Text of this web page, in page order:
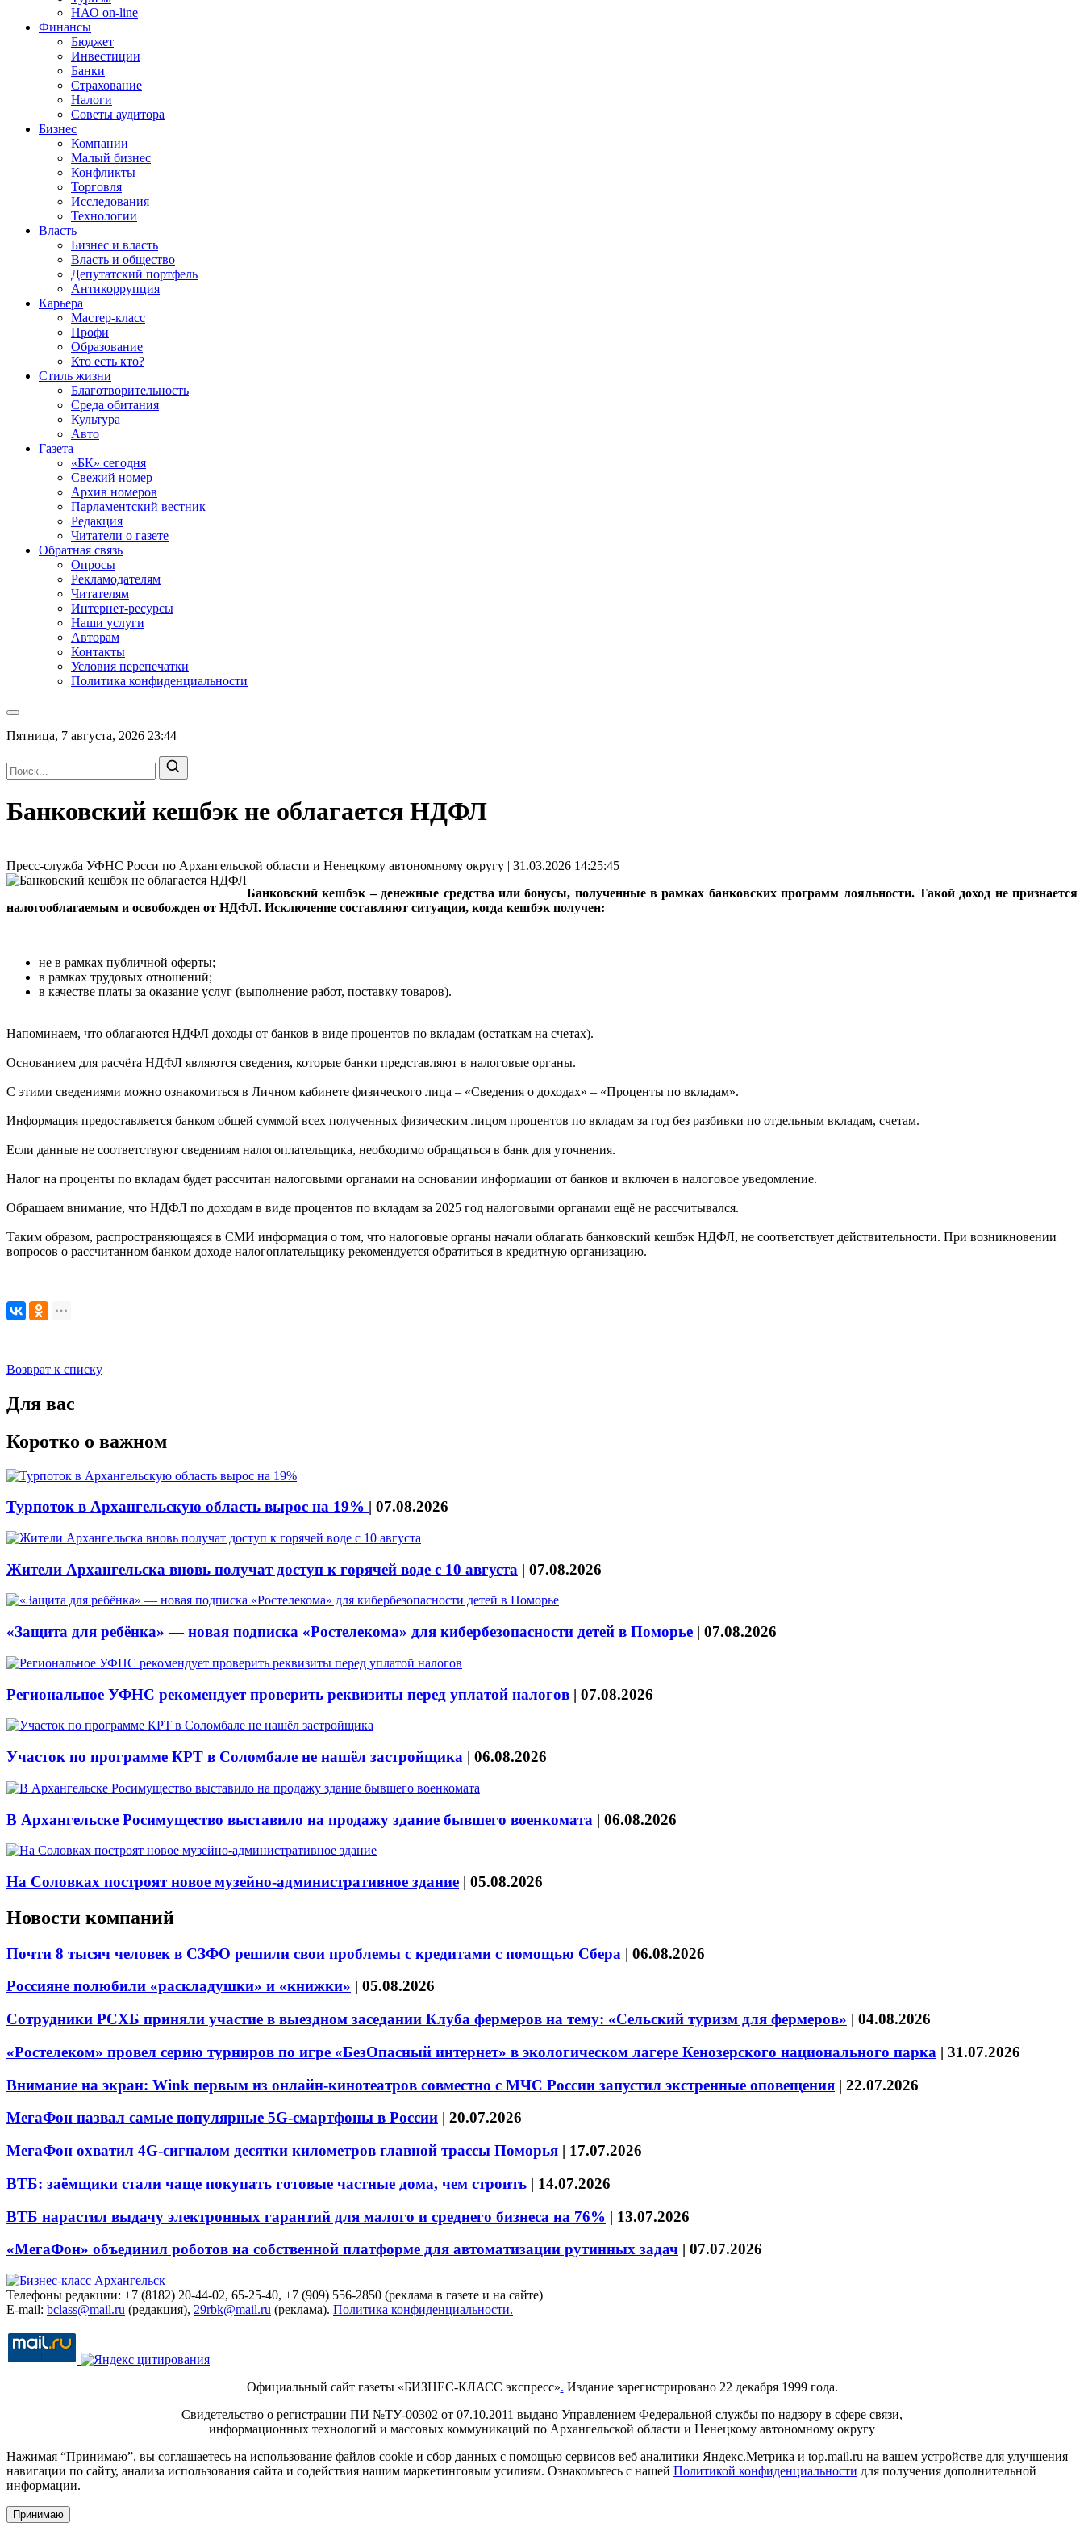
НАО on-line
Финансы
Бюджет
Инвестиции
Банки
Страхование
Налоги
Советы аудитора
Бизнес
Компании
Малый бизнес
Конфликты
Торговля
Исследования
Технологии
Власть
Бизнес и власть
Власть и общество
Депутатский портфель
Антикоррупция
Карьера
Мастер-класс
Профи
Образование
Кто есть кто?
Стиль жизни
Благотворительность
Среда обитания
Культура
Авто
Газета
«БК» сегодня
Свежий номер
Архив номеров
Парламентский вестник
Редакция
Читатели о газете
Обратная связь
Опросы
Рекламодателям
Читателям
Интернет-ресурсы
Наши услуги
Авторам
Контакты
Условия перепечатки
Политика конфиденциальности
Пятница, 7 августа, 2026 23:44
Банковский кешбэк не облагается НДФЛ
Пресс-служба УФНС Росси по Архангельской области и Ненецкому автономному округу | 31.03.2026 14:25:45
Банковский кешбэк – денежные средства или бонусы, полученные в рамках банковских программ лояльности. Такой доход не признается
налогооблагаемым и освобожден от НДФЛ. Исключение составляют ситуации, когда кешбэк получен:
не в рамках публичной оферты;
в рамках трудовых отношений;
в качестве платы за оказание услуг (выполнение работ, поставку товаров).
Напоминаем, что облагаются НДФЛ доходы от банков в виде процентов по вкладам (остаткам на счетах).
Основанием для расчёта НДФЛ являются сведения, которые банки представляют в налоговые органы.
С этими сведениями можно ознакомиться в Личном кабинете физического лица – «Сведения о доходах» – «Проценты по вкладам».
Информация предоставляется банком общей суммой всех полученных физическим лицом процентов по вкладам за год без разбивки по отдельным вкладам, счетам.
Если данные не соответствуют сведениям налогоплательщика, необходимо обращаться в банк для уточнения.
Налог на проценты по вкладам будет рассчитан налоговыми органами на основании информации от банков и включен в налоговое уведомление.
Обращаем внимание, что НДФЛ по доходам в виде процентов по вкладам за 2025 год налоговыми органами ещё не рассчитывался.
Таким образом, распространяющаяся в СМИ информация о том, что налоговые органы начали облагать банковский кешбэк НДФЛ, не соответствует действительности. При возникновении
вопросов о рассчитанном банком доходе налогоплательщику рекомендуется обратиться в кредитную организацию.
Возврат к списку
Для вас
Коротко о важном
Турпоток в Архангельскую область вырос на 19% | 07.08.2026
Жители Архангельска вновь получат доступ к горячей воде с 10 августа | 07.08.2026
«Защита для ребёнка» — новая подписка «Ростелекома» для кибербезопасности детей в Поморье | 07.08.2026
Региональное УФНС рекомендует проверить реквизиты перед уплатой налогов | 07.08.2026
Участок по программе КРТ в Соломбале не нашёл застройщика | 06.08.2026
В Архангельске Росимущество выставило на продажу здание бывшего военкомата | 06.08.2026
На Соловках построят новое музейно-административное здание | 05.08.2026
Новости компаний
Почти 8 тысяч человек в СЗФО решили свои проблемы с кредитами с помощью Сбера | 06.08.2026
Россияне полюбили «раскладушки» и «книжки» | 05.08.2026
Сотрудники РСХБ приняли участие в выездном заседании Клуба фермеров на тему: «Сельский туризм для фермеров» | 04.08.2026
«Ростелеком» провел серию турниров по игре «БезОпасный интернет» в экологическом лагере Кенозерского национального парка | 31.07.2026
Внимание на экран: Wink первым из онлайн-кинотеатров совместно с МЧС России запустил экстренные оповещения | 22.07.2026
МегаФон назвал самые популярные 5G-смартфоны в России | 20.07.2026
МегаФон охватил 4G-сигналом десятки километров главной трассы Поморья | 17.07.2026
ВТБ: заёмщики стали чаще покупать готовые частные дома, чем строить | 14.07.2026
ВТБ нарастил выдачу электронных гарантий для малого и среднего бизнеса на 76% | 13.07.2026
«МегаФон» объединил роботов на собственной платформе для автоматизации рутинных задач | 07.07.2026
Телефоны редакции: +7 (8182) 20-44-02, 65-25-40, +7 (909) 556-2850 (реклама в газете и на сайте)
E-mail: bclass@mail.ru (редакция), 29rbk@mail.ru (реклама). Политика конфиденциальности.
Официальный сайт газеты «БИЗНЕС-КЛАСС экспресс». Издание зарегистрировано 22 декабря 1999 года.
Свидетельство о регистрации ПИ №ТУ-00302 от 07.10.2011 выдано Управлением Федеральной службы по надзору в сфере связи,
информационных технологий и массовых коммуникаций по Архангельской области и Ненецкому автономному округу
Нажимая “Принимаю”, вы соглашаетесь на использование файлов cookie и сбор данных с помощью сервисов веб аналитики Яндекс.Метрика и top.mail.ru на вашем устройстве для улучшения
навигации по сайту, анализа использования сайта и содействия нашим маркетинговым усилиям. Ознакомьтесь с нашей Политикой конфиденциальности для получения дополнительной
информации.
Принимаю